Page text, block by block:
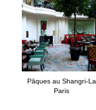
Pâques au Shangri-La
Paris